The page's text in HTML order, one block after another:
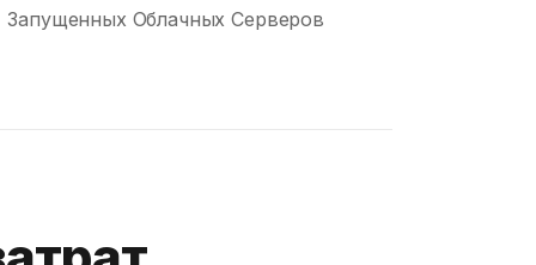
Запущенных Облачных Серверов